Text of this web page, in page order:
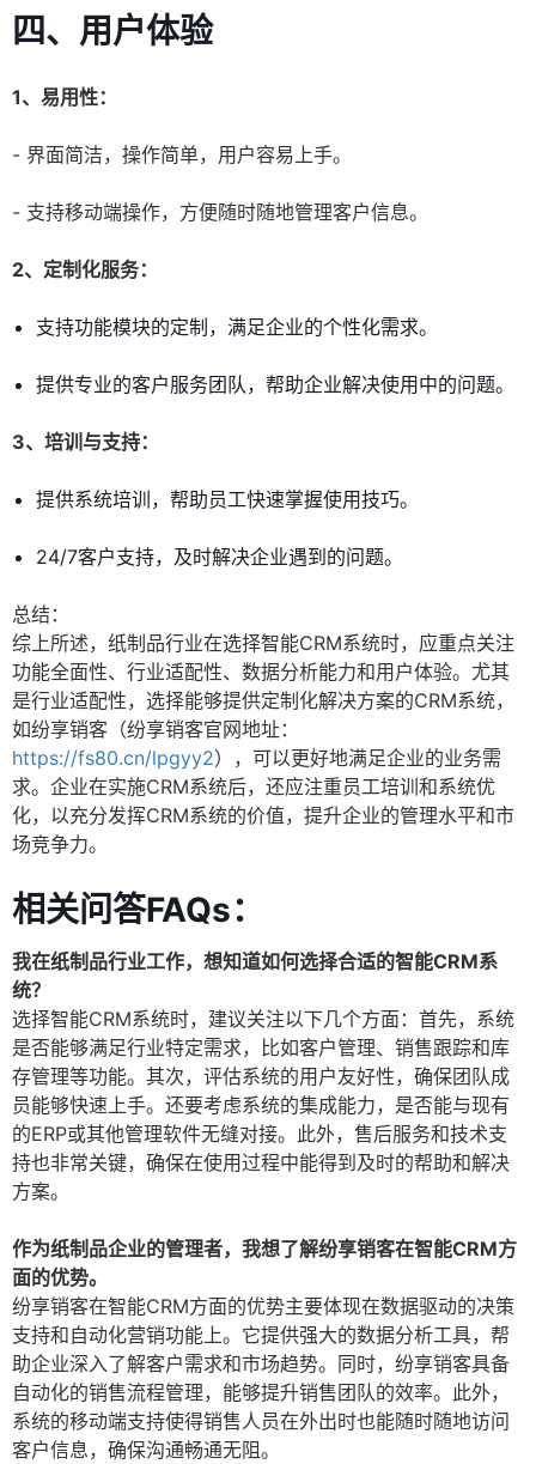
四、用户体验
1、易用性：
- 界面简洁，操作简单，用户容易上手。
- 支持移动端操作，方便随时随地管理客户信息。
2、定制化服务：
支持功能模块的定制，满足企业的个性化需求。
提供专业的客户服务团队，帮助企业解决使用中的问题。
3、培训与支持：
提供系统培训，帮助员工快速掌握使用技巧。
24/7客户支持，及时解决企业遇到的问题。
总结：
综上所述，纸制品行业在选择智能CRM系统时，应重点关注
功能全面性、行业适配性、数据分析能力和用户体验。尤其
是行业适配性，选择能够提供定制化解决方案的CRM系统，
如纷享销客（纷享销客官网地址：
https://fs80.cn/lpgyy2），可以更好地满足企业的业务需
求。企业在实施CRM系统后，还应注重员工培训和系统优
化，以充分发挥CRM系统的价值，提升企业的管理水平和市
场竞争力。
相关问答FAQs：
我在纸制品行业工作，想知道如何选择合适的智能CRM系
统？
选择智能CRM系统时，建议关注以下几个方面：首先，系统
是否能够满足行业特定需求，比如客户管理、销售跟踪和库
存管理等功能。其次，评估系统的用户友好性，确保团队成
员能够快速上手。还要考虑系统的集成能力，是否能与现有
的ERP或其他管理软件无缝对接。此外，售后服务和技术支
持也非常关键，确保在使用过程中能得到及时的帮助和解决
方案。
作为纸制品企业的管理者，我想了解纷享销客在智能CRM方
面的优势。
纷享销客在智能CRM方面的优势主要体现在数据驱动的决策
支持和自动化营销功能上。它提供强大的数据分析工具，帮
助企业深入了解客户需求和市场趋势。同时，纷享销客具备
自动化的销售流程管理，能够提升销售团队的效率。此外，
系统的移动端支持使得销售人员在外出时也能随时随地访问
客户信息，确保沟通畅通无阻。